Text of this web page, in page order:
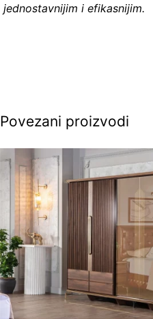
jednostavnijim i efikasnijim.
Povezani proizvodi